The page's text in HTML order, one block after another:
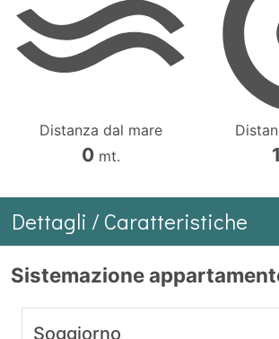
Distanza dal mare
0mt.
Dettagli / Caratteristiche
Sistemazione
Soggiorno